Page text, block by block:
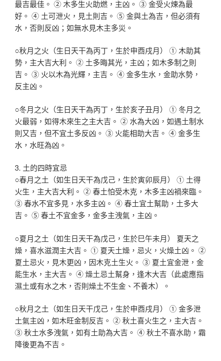
最吉最佳。 ② 木多生火助燃，主凶。 ③ 金受火煉為最
好。 ④ 土可泄火，見土則吉。 ⑤ 金與土為吉，但必須有
水，否則反凶；如無水見木主多災。
○秋月之火（生日天干為丙丁，生於申酉戌月） ① 木助其
勢，主大吉大利。 ② 土多晦其光，主凶；如木多制之則
吉。 ③ 火以木為光輝，主吉。 ④ 金多生水，金助水勢，
反主凶。
○冬月之火（生日天干為丙丁，生於亥子丑月） ① 冬月之
火最弱，如得木來生之主大吉。 ② 水為大凶，如遇土制水
則又吉，但不宜土多反凶。 ③ 火能相助大吉。 ④ 金多生
水，水旺為凶。
3. 土的四時宜忌
○春月之土（如生日天干為戊己，生於寅卯辰月） ① 土得
火生，主大吉大利。 ② 春土怕受木克，木多主凶禍來臨。
③ 春水不宜多見，水多主凶。 ④ 春土宜土幫助，土多大
吉。 ⑤ 春土不宜金多，金多主洩氣，主凶。
○夏月之土（如生日天干為戊己，生於巳午未月） 夏天之
燥，喜水滋潤主大吉。 ① 夏天土燥，忌火，火燥土凶。 ②
夏土忌火，見木更凶，因木克土生火。 ③ 夏土宜金泄，金
能生水，主大吉。 ④ 燥土忌土幫身，逢木大吉（此處應指
濕土或有水之木，否則燥土不生金、不養木）。
○秋月之土（如生日天干戊己，生於申酉戌月） ① 金多泄
土氣主凶，如木旺金制反吉。 ② 秋土喜火生之，主大吉。
③ 秋土水多洩氣，如有土助為大吉。 ④ 秋土不喜水助，霜
降後更為不吉。